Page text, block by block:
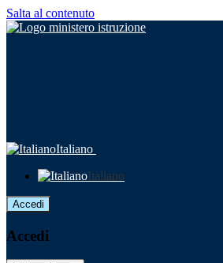
Salta al contenuto
Italiano
Italiano
Accedi
Accedi